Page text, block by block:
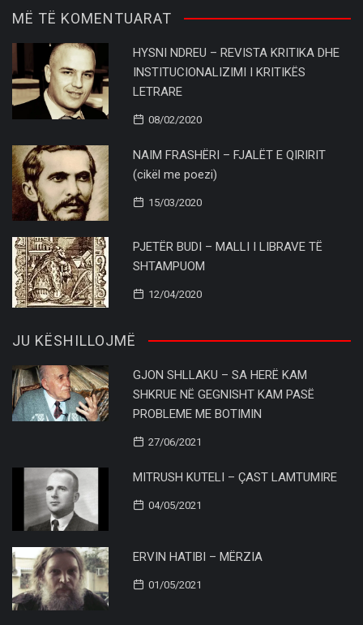
MË TË KOMENTUARAT
HYSNI NDREU – REVISTA KRITIKA DHE
INSTITUCIONALIZIMI I KRITIKËS
LETRARE
08/02/2020
NAIM FRASHËRI – FJALËT E QIRIRIT
(cikël me poezi)
15/03/2020
PJETËR BUDI – MALLI I LIBRAVE TË
SHTAMPUOM
12/04/2020
JU KËSHILLOJMË
GJON SHLLAKU – SA HERË KAM
SHKRUE NË GEGNISHT KAM PASË
PROBLEME ME BOTIMIN
27/06/2021
MITRUSH KUTELI – ÇAST LAMTUMIRE
04/05/2021
ERVIN HATIBI – MËRZIA
01/05/2021